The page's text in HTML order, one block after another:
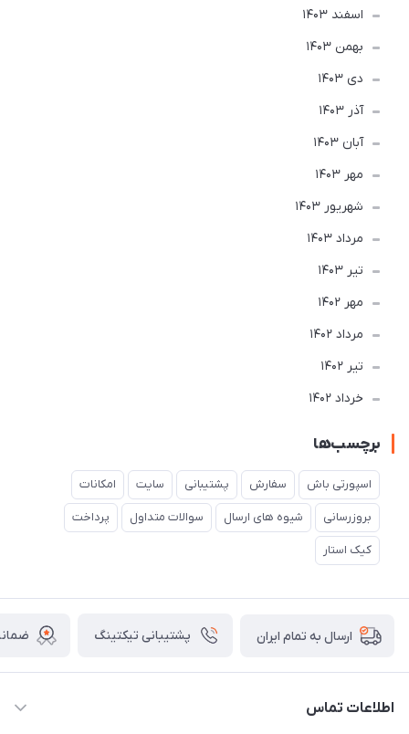
اسفند 1403
بهمن 1403
دی 1403
آذر 1403
آبان 1403
مهر 1403
شهریور 1403
مرداد 1403
تير 1403
مهر 1402
مرداد 1402
تير 1402
خرداد 1402
برچسب‌ها
اسپورتی باش سفارش پشتیبانی سایت امکانات
بروزرسانی شیوه های ارسال سوالات متداول پرداخت
کیک استار
ارسال به تمام ایران پشتیبانی تیکتینگ
اطلاعات تماس